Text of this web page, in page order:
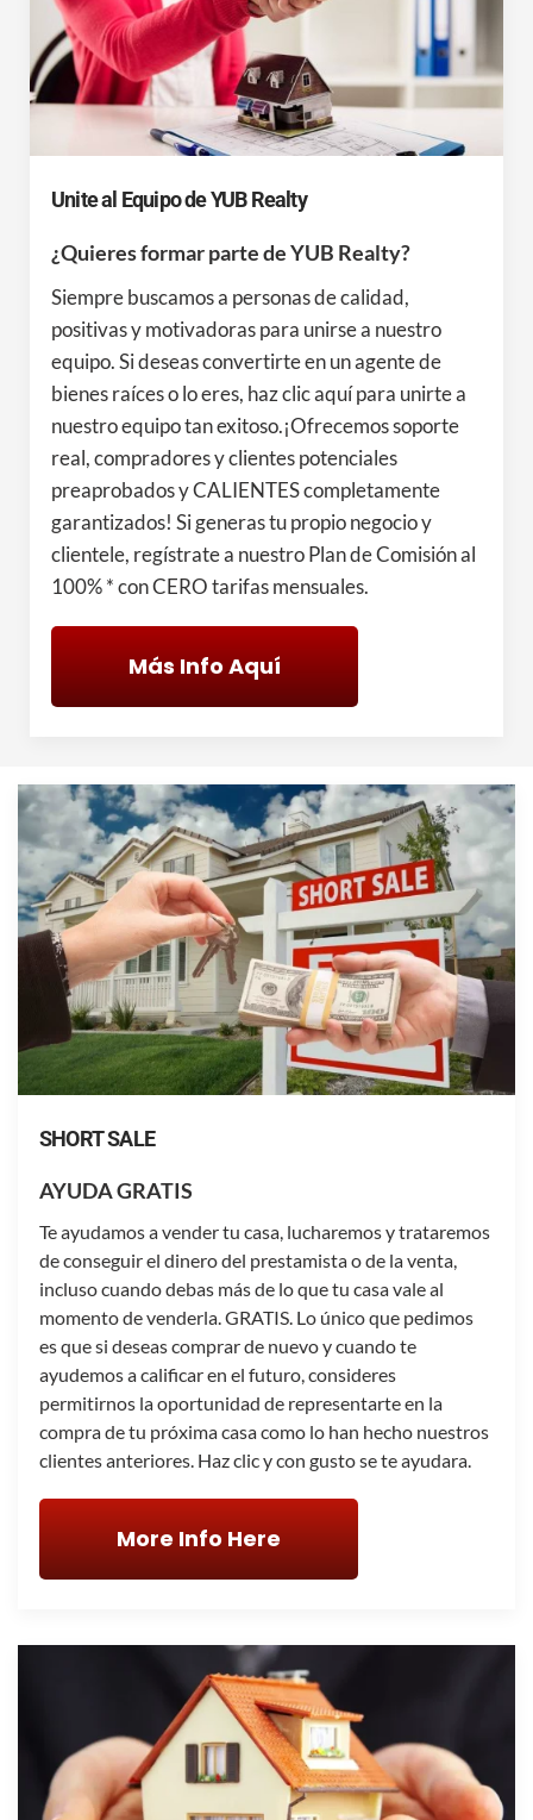
Unite al Equipo de YUB Realty
¿Quieres formar parte de YUB Realty?
Siempre buscamos a personas de calidad,
positivas y motivadoras para unirse a nuestro
equipo. Si deseas convertirte en un agente de
bienes raíces o lo eres, haz clic aquí para unirte a
nuestro equipo tan exitoso.¡Ofrecemos soporte
real, compradores y clientes potenciales
preaprobados y CALIENTES completamente
garantizados! Si generas tu propio negocio y
clientele, regístrate a nuestro Plan de Comisión al
100% * con CERO tarifas mensuales.
Más Info Aquí
SHORT SALE
AYUDA GRATIS
Te ayudamos a vender tu casa, lucharemos y trataremos
de conseguir el dinero del prestamista o de la venta,
incluso cuando debas más de lo que tu casa vale al
momento de venderla. GRATIS. Lo único que pedimos
es que si deseas comprar de nuevo y cuando te
ayudemos a calificar en el futuro, consideres
permitirnos la oportunidad de representarte en la
compra de tu próxima casa como lo han hecho nuestros
clientes anteriores. Haz clic y con gusto se te ayudara.
More Info Here